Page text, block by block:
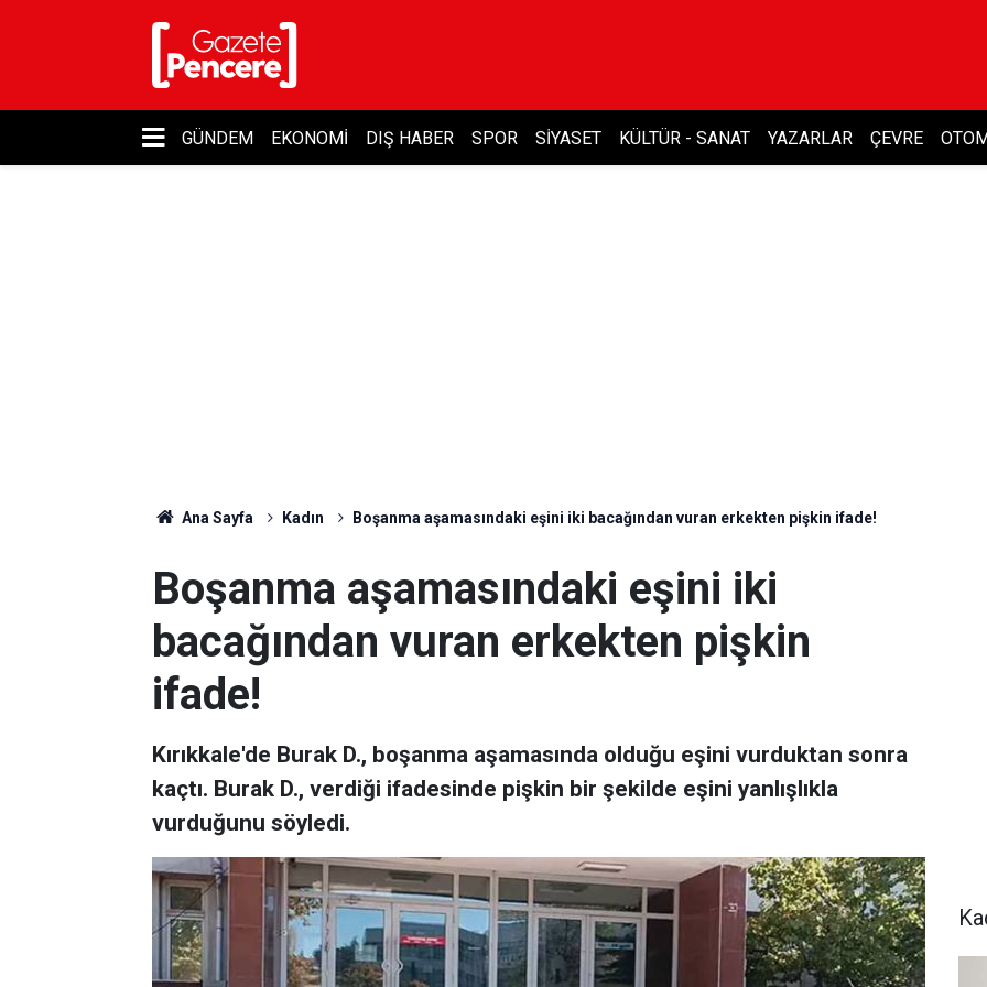
GÜNDEM EKONOMI DIŞ HABER SPOR SIYASET KÜLTÜR - SANAT YAZARLAR ÇEVRE
Ana Sayfa Kadın Boşanma aşamasındaki eşini iki bacağından vuran erkekten pişkin ifade!
Boşanma aşamasındaki eşini iki
bacağından vuran erkekten pişkin
ifade!
Kırıkkale'de Burak D., boşanma aşamasında olduğu eşini vurduktan sonra
kaçtı. Burak D., verdiği ifadesinde pişkin bir şekilde eşini yanlışlıkla
vurduğunu söyledi.